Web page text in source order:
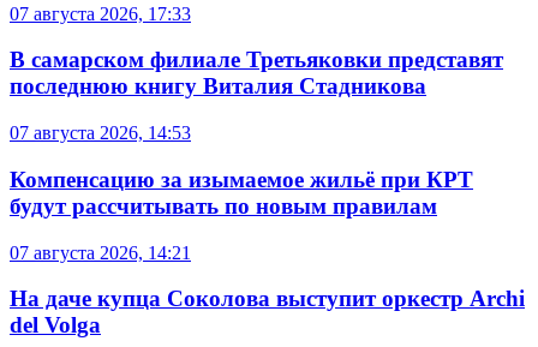
07 августа 2026, 17:33
В самарском филиале Третьяковки представят
последнюю книгу Виталия Стадникова
07 августа 2026, 14:53
Компенсацию за изымаемое жильё при КРТ
будут рассчитывать по новым правилам
07 августа 2026, 14:21
На даче купца Соколова выступит оркестр Archi
del Volga